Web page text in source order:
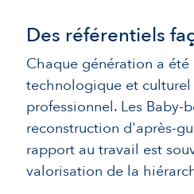
Des référentiels
Chaque génération a
technologique et
professionnel. Les Baby-
reconstruction d'après-
rapport au travail est
valorisation de la